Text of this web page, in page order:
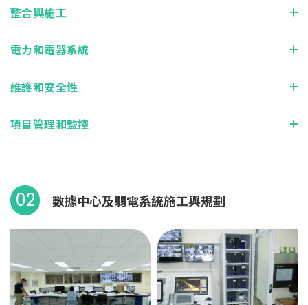
整合與施工
電力和電器系統
維護和安全性
項目管理和監控
02 數據中心及弱電系統施工與規劃